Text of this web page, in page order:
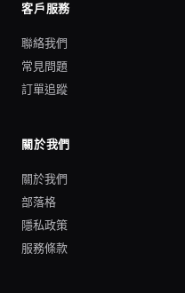
客戶服務
聯絡我們
常見問題
訂單追蹤
關於我們
關於我們
部落格
隱私政策
服務條款